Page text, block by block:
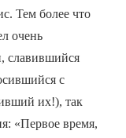
Тем более что
очень
славившийся
с
их!), так
«Первое время,